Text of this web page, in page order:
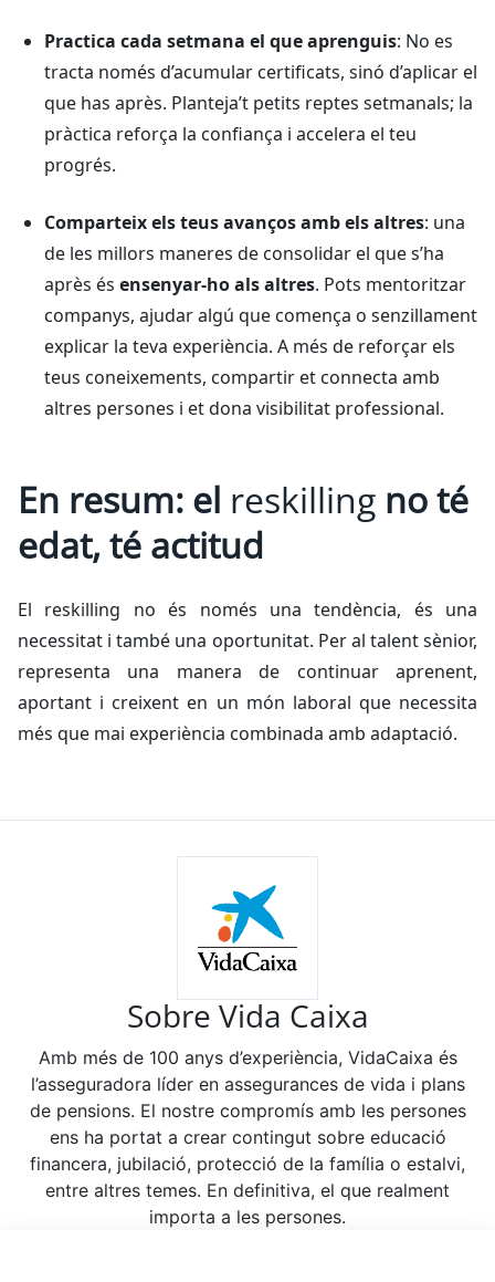
Practica cada setmana el que aprenguis: No es
tracta només d’acumular certificats, sinó d’aplicar el
que has après. Planteja’t petits reptes setmanals; la
pràctica reforça la confiança i accelera el teu
progrés.
Comparteix els teus avanços amb els altres: una
de les millors maneres de consolidar el que s’ha
après és ensenyar-ho als altres. Pots mentoritzar
companys, ajudar algú que comença o senzillament
explicar la teva experiència. A més de reforçar els
teus coneixements, compartir et connecta amb
altres persones i et dona visibilitat professional.
En resum: el reskilling no té
edat, té actitud
El reskilling no és només una tendència, és una
necessitat i també una oportunitat. Per al talent sènior,
representa una manera de continuar aprenent,
aportant i creixent en un món laboral que necessita
més que mai experiència combinada amb adaptació.
Sobre Vida Caixa
Amb més de 100 anys d’experiència, VidaCaixa és
l’asseguradora líder en assegurances de vida i plans
de pensions. El nostre compromís amb les persones
ens ha portat a crear contingut sobre educació
financera, jubilació, protecció de la família o estalvi,
entre altres temes. En definitiva, el que realment
importa a les persones.